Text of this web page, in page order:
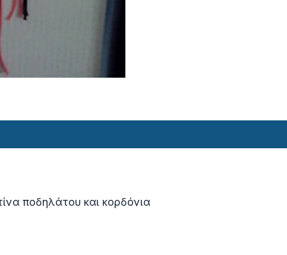
ποδηλάτου και κορδόνια